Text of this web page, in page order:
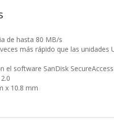
de hasta 80 MB/s
más rápido que las unidades
el software SanDisk SecureAccess
x 10.8 mm